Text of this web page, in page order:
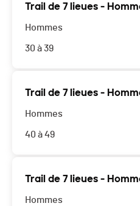
Trail de 7 lieues -
Hommes
30 à 39
Trail de 7 lieues -
Hommes
40 à 49
Trail de 7 lieues -
Hommes